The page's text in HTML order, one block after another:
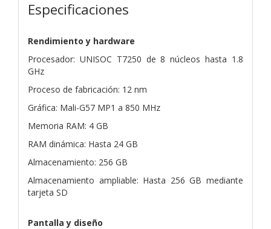
Especificaciones
Rendimiento y hardware
Procesador: UNISOC T7250 de 8 núcleos hasta 1.8
GHz
Proceso de fabricación: 12 nm
Gráfica: Mali-G57 MP1 a 850 MHz
Memoria RAM: 4 GB
RAM dinámica: Hasta 24 GB
Almacenamiento: 256 GB
Almacenamiento ampliable: Hasta 256 GB mediante
tarjeta SD
Pantalla y diseño